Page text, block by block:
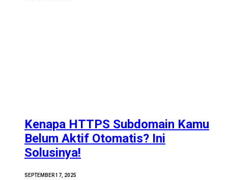
Kenapa HTTPS Subdomain Kamu
Belum Aktif Otomatis? Ini
Solusinya!
SEPTEMBER 17, 2025